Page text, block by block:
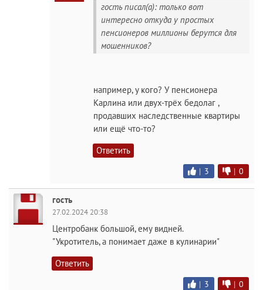
гость писал(а): только вот
интересно откуда у простых
пенсионеров миллионы берутся для
мошенников?
например, у кого? У пенсионера
Карлина или двух-трёх бедолаг ,
продавших наследственные квартиры
или ещё что-то?
Ответить
| 3 | 0
гость
27.02.2024 20:38
Центробанк большой, ему видней.
"Укротитель, а понимает даже в кулинарии"
Ответить
| 3 | 0